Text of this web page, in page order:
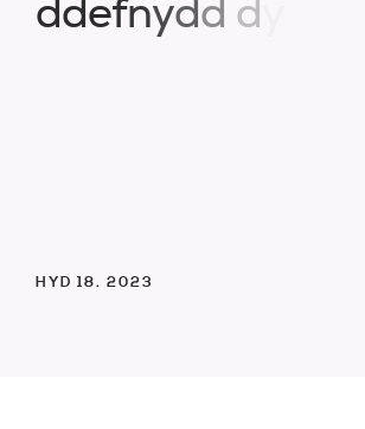
HYD 18. 2023
ddefnydd d